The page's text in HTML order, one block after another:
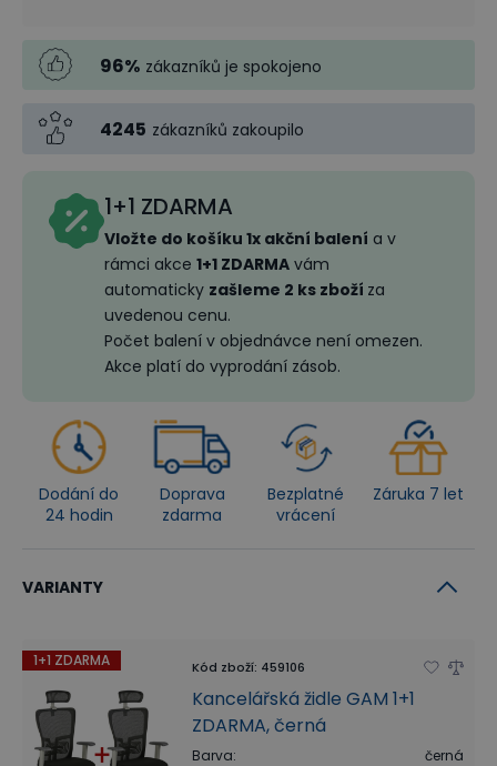
96% zákazníků je spokojeno
4245 zákazníků zakoupilo
1+1 ZDARMA
Vložte do košíku 1x akční balení a v
rámci akce 1+1 ZDARMA vám
automaticky zašleme 2 ks zboží za
uvedenou cenu.
Počet balení v objednávce není omezen.
Akce platí do vyprodání zásob.
Dodání do
24 hodin
Doprava
zdarma
Bezplatné
vrácení
Záruka 7 let
VARIANTY
1+1 ZDARMA Kód zboží: 459106
Kancelářská židle GAM 1+1
ZDARMA, černá
Barva: černá